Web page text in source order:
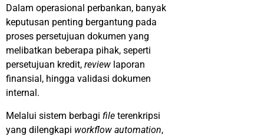
Dalam operasional perbankan, banyak
keputusan penting bergantung pada
proses persetujuan dokumen yang
melibatkan beberapa pihak, seperti
persetujuan kredit, review laporan
finansial, hingga validasi dokumen
internal.
Melalui sistem berbagi file terenkripsi
yang dilengkapi workflow automation,